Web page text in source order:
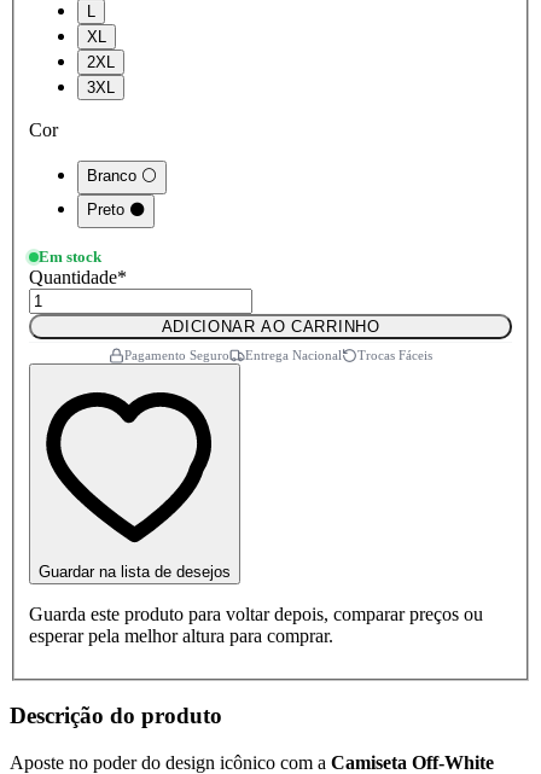
L
XL
2XL
3XL
Cor
Branco ⚪
Preto ⚫
Em stock
Quantidade*
ADICIONAR AO CARRINHO
Pagamento Seguro Entrega Nacional Trocas Fáceis
Guardar na lista de desejos
Guarda este produto para voltar depois, comparar preços ou
esperar pela melhor altura para comprar.
Descrição do produto
Aposte no poder do design icônico com a Camiseta Off-White